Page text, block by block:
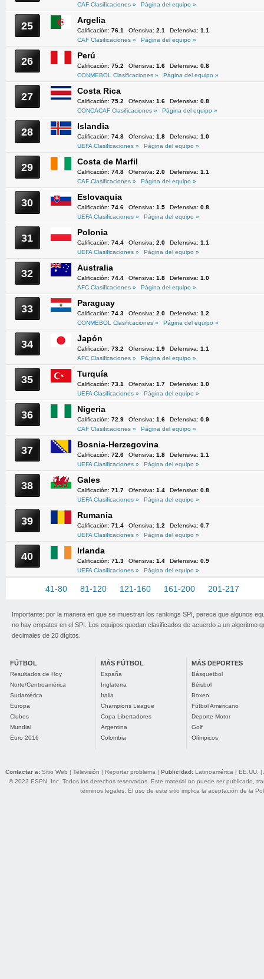
CAF Clasificaciones »
Página del equipo »
25 Argelia
Calificación: 76.1 Ofensiva: 2.1 Defensiva: 1.1
CAF Clasificaciones »
Página del equipo »
26 Perú
Calificación: 75.2 Ofensiva: 1.6 Defensiva: 0.8
CONMEBOL Clasificaciones »
Página del equipo »
27 Costa Rica
Calificación: 75.2 Ofensiva: 1.6 Defensiva: 0.8
CONCACAF Clasificaciones »
Página del equipo »
28 Islandia
Calificación: 74.8 Ofensiva: 1.8 Defensiva: 1.0
UEFA Clasificaciones »
Página del equipo »
29 Costa de Marfil
Calificación: 74.8 Ofensiva: 2.0 Defensiva: 1.1
CAF Clasificaciones »
Página del equipo »
30 Eslovaquia
Calificación: 74.6 Ofensiva: 1.5 Defensiva: 0.8
UEFA Clasificaciones »
Página del equipo »
31 Polonia
Calificación: 74.4 Ofensiva: 2.0 Defensiva: 1.1
UEFA Clasificaciones »
Página del equipo »
32 Australia
Calificación: 74.4 Ofensiva: 1.8 Defensiva: 1.0
AFC Clasificaciones »
Página del equipo »
33 Paraguay
Calificación: 74.3 Ofensiva: 2.0 Defensiva: 1.2
CONMEBOL Clasificaciones »
Página del equipo »
34 Japón
Calificación: 73.2 Ofensiva: 1.9 Defensiva: 1.1
AFC Clasificaciones »
Página del equipo »
35 Turquía
Calificación: 73.1 Ofensiva: 1.7 Defensiva: 1.0
UEFA Clasificaciones »
Página del equipo »
36 Nigeria
Calificación: 72.9 Ofensiva: 1.6 Defensiva: 0.9
CAF Clasificaciones »
Página del equipo »
37 Bosnia-Herzegovina
Calificación: 72.6 Ofensiva: 1.8 Defensiva: 1.1
UEFA Clasificaciones »
Página del equipo »
38 Gales
Calificación: 71.7 Ofensiva: 1.4 Defensiva: 0.8
UEFA Clasificaciones »
Página del equipo »
39 Rumania
Calificación: 71.4 Ofensiva: 1.2 Defensiva: 0.7
UEFA Clasificaciones »
Página del equipo »
40 Irlanda
Calificación: 71.3 Ofensiva: 1.4 Defensiva: 0.9
UEFA Clasificaciones »
Página del equipo »
41-80 81-120 121-160 161-200 201-217
Importante: por la manera en que se muestran los rankings SPI, parece que algunos
no hay empates en el SPI. Los equipos quedan clasificados de acuerdo a un algoritmo
decimales de 20 dígitos.
FÚTBOL
Resultados de Hoy
Norte/Centroamérica
Sudamérica
Europa
Clubes
Mundial
Euro 2016
MÁS FÚTBOL
España
Inglaterra
Italia
Champions League
Copa Libertadores
Argentina
Colombia
MÁS DEPORTES
Básquetbol
Béisbol
Boxeo
Fútbol Americano
Deporte Motor
Golf
Olímpicos
Contactar a: Sitio Web | Televisión | Reportar problema | Publicidad: Latinoamérica | EE.UU. |
© 2023 ESPN, Inc. Todos los derechos reservados. Este material no puede ser publicado,
términos legales. El uso de este sitio implica la aceptación de la